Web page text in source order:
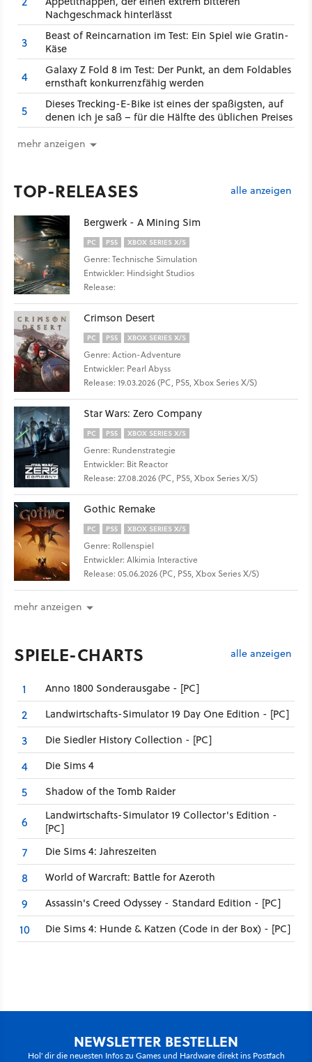
Nachgeschmack hinterlässt
3
Beast of Reincarnation im Test: Ein Spiel wie Gratin-
Käse
4
Galaxy Z Fold 8 im Test: Der Punkt, an dem Foldables
ernsthaft konkurrenzfähig werden
5
Dieses Trecking-E-Bike ist eines der spaßigsten, auf
denen ich je saß – für die Hälfte des üblichen Preises
mehr anzeigen
TOP-RELEASES alle anzeigen
Bergwerk - A Mining Sim
PC PS5 XBOX SERIES X/S
Genre: Technische Simulation
Entwickler: Hindsight Studios
Release:
Crimson Desert
PC PS5 XBOX SERIES X/S
Genre: Action-Adventure
Entwickler: Pearl Abyss
Release: 19.03.2026 (PC, PS5, Xbox Series X/S)
Star Wars: Zero Company
PC PS5 XBOX SERIES X/S
Genre: Rundenstrategie
Entwickler: Bit Reactor
Release: 27.08.2026 (PC, PS5, Xbox Series X/S)
Gothic Remake
PC PS5 XBOX SERIES X/S
Genre: Rollenspiel
Entwickler: Alkimia Interactive
Release: 05.06.2026 (PC, PS5, Xbox Series X/S)
mehr anzeigen
SPIELE-CHARTS alle anzeigen
1 Anno 1800 Sonderausgabe - [PC]
2 Landwirtschafts-Simulator 19 Day One Edition - [PC]
3 Die Siedler History Collection - [PC]
4 Die Sims 4
5 Shadow of the Tomb Raider
6
Landwirtschafts-Simulator 19 Collector's Edition -
[PC]
7 Die Sims 4: Jahreszeiten
8 World of Warcraft: Battle for Azeroth
9 Assassin's Creed Odyssey - Standard Edition - [PC]
10 Die Sims 4: Hunde & Katzen (Code in der Box) - [PC]
NEWSLETTER BESTELLEN
Hol' dir die neuesten Infos zu Games und Hardware direkt ins Postfach